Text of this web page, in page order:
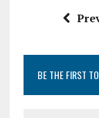
BE THE FIRST